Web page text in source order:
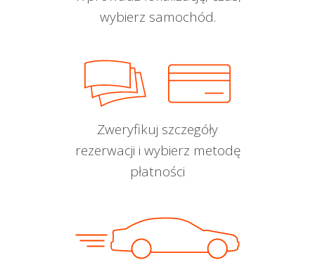
wybierz samochód.
Zweryfikuj szczegóły
rezerwacji i wybierz metodę
płatności